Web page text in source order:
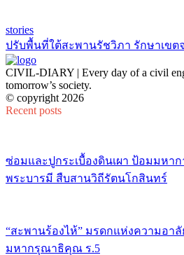
stories
ปรับพื้นที่ใต้สะพานรัชวิภา รักษาเขต
CIVIL-DIARY | Every day of a civil
tomorrow’s society.
© copyright 2026
Recent posts
ซ่อมและปูกระเบื้องดินเผา ป้อมมหา
พระบารมี สืบสานวิถีรัตนโกสินทร์
“สะพานร้องไห้” มรดกแห่งความอา
มหากรุณาธิคุณ ร.5